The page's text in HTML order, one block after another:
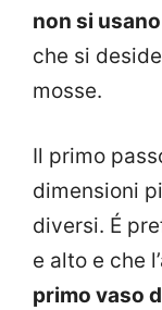
non si
che si
mosse.
Il primo
dimensioni
diversi. É
e alto e che
primo vaso